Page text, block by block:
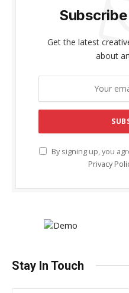
Get the latest
about
By signing up, you
Privacy
Stay In Touch